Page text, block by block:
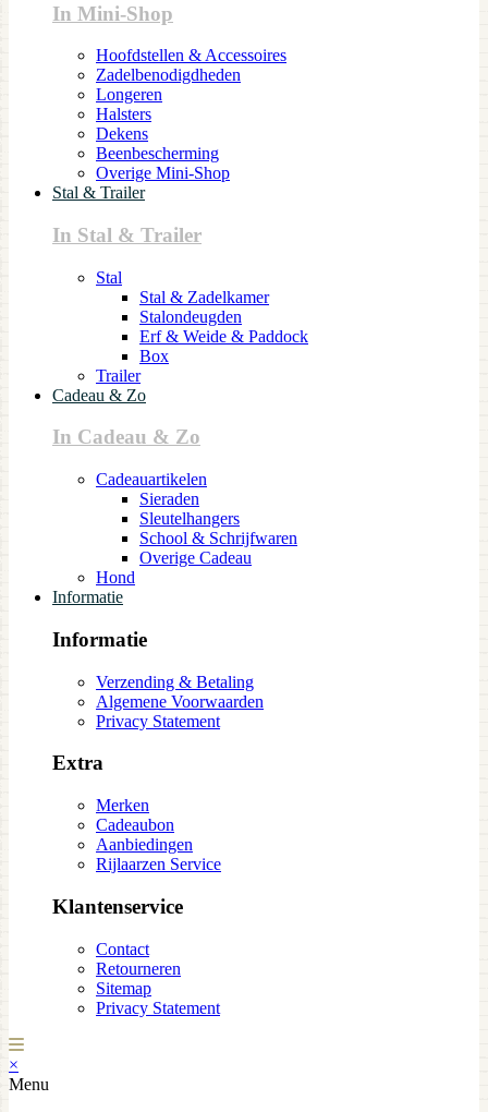
In Mini-Shop
Hoofdstellen & Accessoires
Zadelbenodigdheden
Longeren
Halsters
Dekens
Beenbescherming
Overige Mini-Shop
Stal & Trailer
In Stal & Trailer
Stal
Stal & Zadelkamer
Stalondeugden
Erf & Weide & Paddock
Box
Trailer
Cadeau & Zo
In Cadeau & Zo
Cadeauartikelen
Sieraden
Sleutelhangers
School & Schrijfwaren
Overige Cadeau
Hond
Informatie
Informatie
Verzending & Betaling
Algemene Voorwaarden
Privacy Statement
Extra
Merken
Cadeaubon
Aanbiedingen
Rijlaarzen Service
Klantenservice
Contact
Retourneren
Sitemap
Privacy Statement
×
Menu